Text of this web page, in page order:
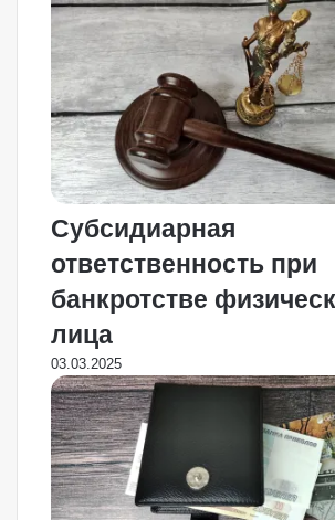
Субсидиарная
ответственность при
банкротстве
лица
03.03.2025